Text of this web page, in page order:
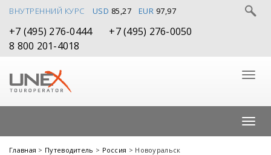
ВНУТРЕННИЙ КУРС USD 85,27 EUR 97,97
+7 (495) 276-0444
+7 (495) 276-0050
8 800 201-4018
Главная > Путеводитель > Россия > Новоуральск